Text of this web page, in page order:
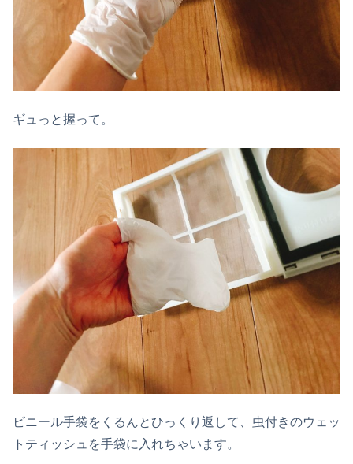
ギュっと握って。
ビニール手袋をくるんとひっくり返して、虫付きのウェッ
トティッシュを手袋に入れちゃいます。